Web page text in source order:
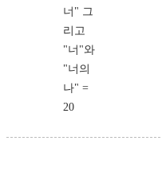
너" 그
리고
"너"와
"너의
나" =
20